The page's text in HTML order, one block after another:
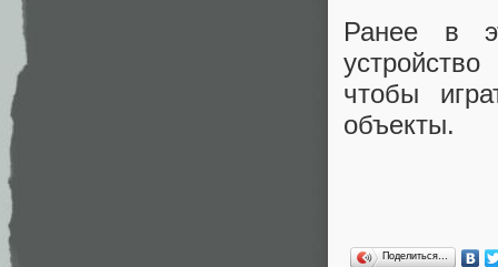
Ранее в
чтобы
объекты.
Поделиться…